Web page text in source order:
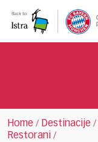
note:
Home / Destinacije /
Restorani /